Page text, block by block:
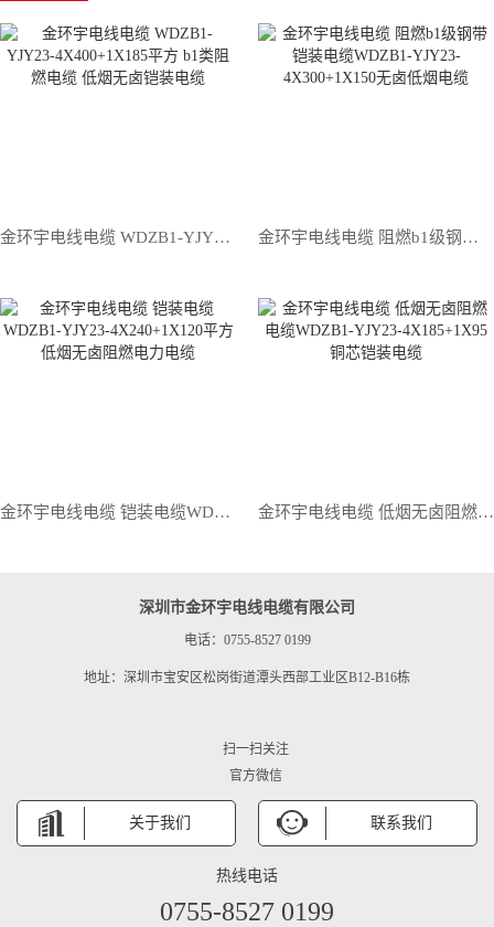
金环宇电线电缆 WDZB1-YJY23-4X400+1X185平方 b1类阻燃电缆 低烟无卤铠装电缆 金环宇电线电缆 阻燃b1级钢带铠装电缆WDZB1-YJY23-4X300+1X150无卤低烟电缆
金环宇电线电缆 铠装电缆WDZB1-YJY23-4X240+1X120平方 低烟无卤阻燃电力电缆 金环宇电线电缆 低烟无卤阻燃电缆WDZB1-YJY23-4X185+1X95铜芯铠装电缆
深圳市金环宇电线电缆有限公司
电话：0755-8527 0199
地址：深圳市宝安区松岗街道潭头西部工业区B12-B16栋
扫一扫关注
官方微信
关于我们 联系我们
热线电话
0755-8527 0199